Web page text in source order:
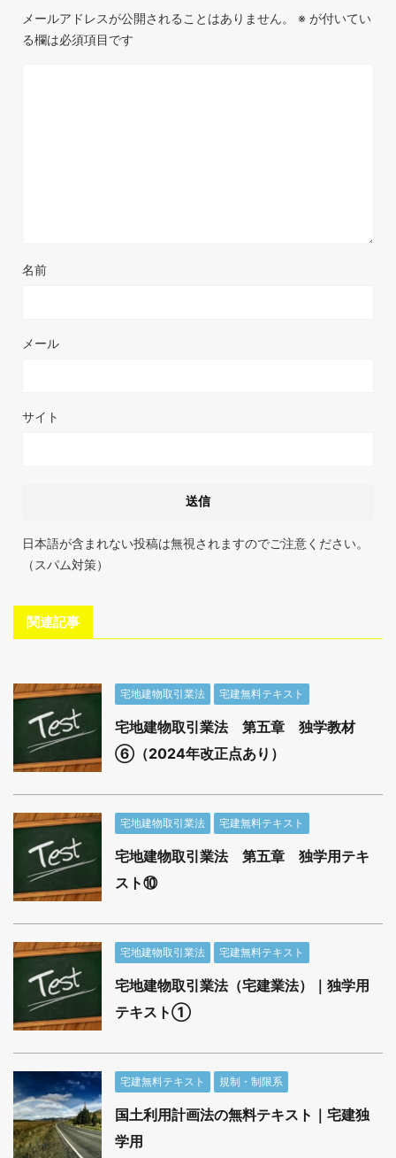
メールアドレスが公開されることはありません。 ※ が付いてい
る欄は必須項目です
名前
メール
サイト
日本語が含まれない投稿は無視されますのでご注意ください。
（スパム対策）
関連記事
宅地建物取引業法 宅建無料テキスト
宅地建物取引業法 第五章 独学教材
⑥（2024年改正点あり）
宅地建物取引業法 宅建無料テキスト
宅地建物取引業法 第五章 独学用テキ
スト⑩
宅地建物取引業法 宅建無料テキスト
宅地建物取引業法（宅建業法）｜独学用
テキスト①
宅建無料テキスト 規制・制限系
国土利用計画法の無料テキスト｜宅建独
学用